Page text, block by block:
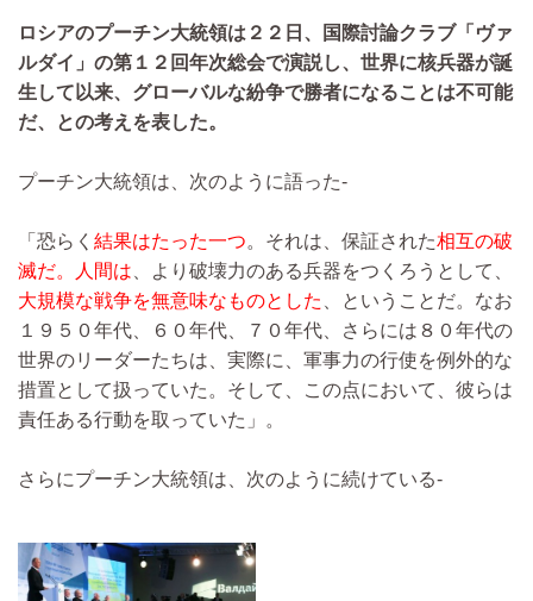
ロシアのプーチン大統領は２２日、国際討論クラブ「ヴァ
ルダイ」の第１２回年次総会で演説し、世界に核兵器が誕
生して以来、グローバルな紛争で勝者になることは不可能
だ、との考えを表した。
プーチン大統領は、次のように語った-
「恐らく 結果はたった一つ。それは、保証された相互の破
滅だ。人間は 、より破壊力のある兵器をつくろうとして、
大規模な戦争を無意味なものとした
、ということだ。なお
１９５０年代、６０年代、７０年代、さらには８０年代の
世界のリーダーたちは、実際に、軍事力の行使を例外的な
措置として扱っていた。そして、この点において、彼らは
責任ある行動を取っていた」。
さらにプーチン大統領は、次のように続けている-